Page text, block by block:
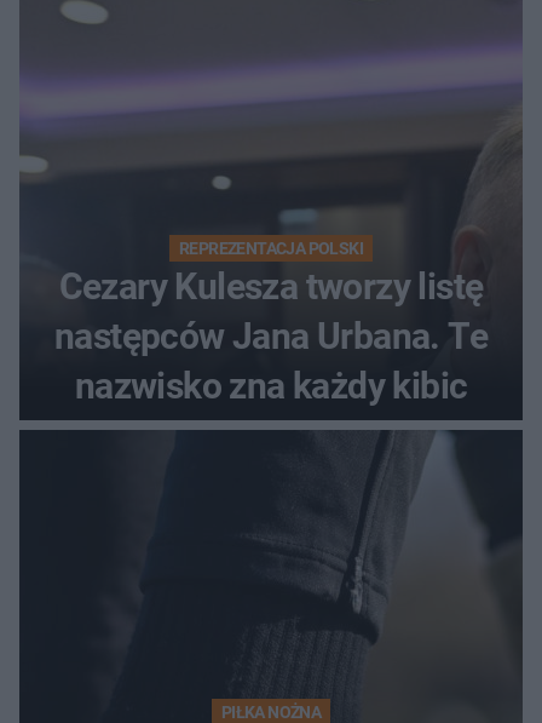
REPREZENTACJA POLSKI
Cezary Kulesza tworzy listę
następców Jana Urbana. Te
nazwisko zna każdy kibic
PIŁKA NOŻNA